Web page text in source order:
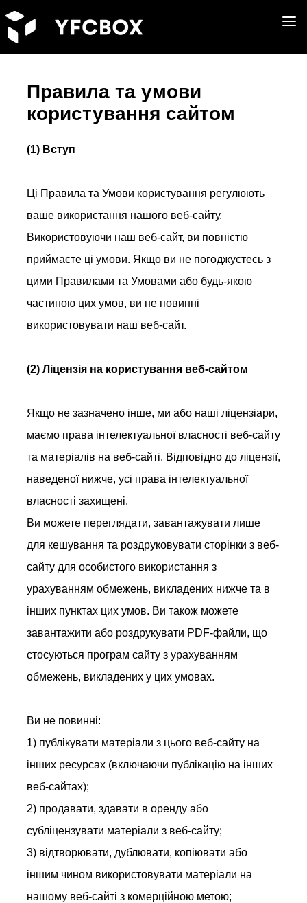
Правила та умови
користування сайтом
(1) Вступ
Ці Правила та Умови користування регулюють
ваше використання нашого веб-сайту.
Використовуючи наш веб-сайт, ви повністю
приймаєте ці умови. Якщо ви не погоджуєтесь з
цими Правилами та Умовами або будь-якою
частиною цих умов, ви не повинні
використовувати наш веб-сайт.
(2) Ліцензія на користування веб-сайтом
Якщо не зазначено інше, ми або наші ліцензіари,
маємо права інтелектуальної власності веб-сайту
та матеріалів на веб-сайті. Відповідно до ліцензії,
наведеної нижче, усі права інтелектуальної
власності захищені.
Ви можете переглядати, завантажувати лише
для кешування та роздруковувати сторінки з веб-
сайту для особистого використання з
урахуванням обмежень, викладених нижче та в
інших пунктах цих умов. Ви також можете
завантажити або роздрукувати PDF-файли, що
стосуються програм сайту з урахуванням
обмежень, викладених у цих умовах.
Ви не повинні:
1) публікувати матеріали з цього веб-сайту на
інших ресурсах (включаючи публікацію на інших
веб-сайтах);
2) продавати, здавати в оренду або
субліцензувати матеріали з веб-сайту;
3) відтворювати, дублювати, копіювати або
іншим чином використовувати матеріали на
нашому веб-сайті з комерційною метою;